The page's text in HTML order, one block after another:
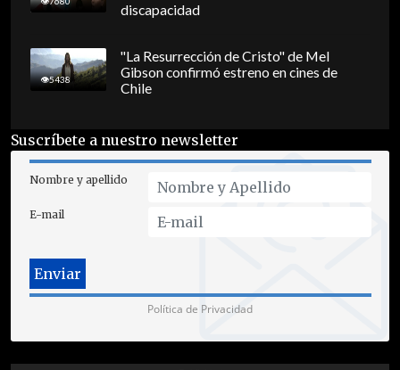
discapacidad
5438
"La Resurrección de Cristo" de Mel
Gibson confirmó estreno en cines de
Chile
Suscríbete a nuestro newsletter
Nombre y apellido
E-mail
Política de Privacidad